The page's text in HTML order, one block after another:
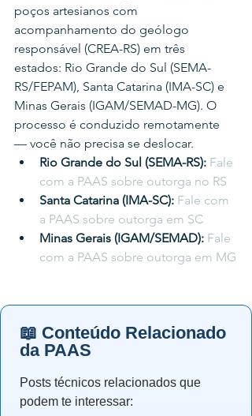
poços artesianos com
acompanhamento do geólogo
responsável (CREA-RS) em três
estados: Rio Grande do Sul (SEMA-
RS/FEPAM), Santa Catarina (IMA-SC) e
Minas Gerais (IGAM/SEMAD-MG). O
processo é conduzido remotamente
— você não precisa se deslocar.
Rio Grande do Sul (SEMA-RS): Fale
com a PAAS sobre outorga no RS
Santa Catarina (IMA-SC): Fale com
a PAAS sobre outorga em SC
Minas Gerais (IGAM/SEMAD): Fale
com a PAAS sobre outorga em MG
📖 Conteúdo Relacionado
da PAAS
Posts técnicos relacionados que
podem te interessar: